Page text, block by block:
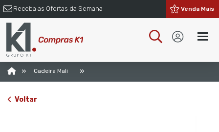
Receba as Ofertas da Semana Venda Mais
» Cadeira Mali »
Voltar